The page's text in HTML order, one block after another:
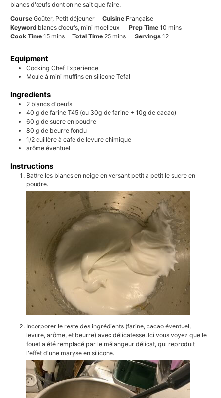
blancs d'œufs dont on ne sait que faire.
CourseGoûter, Petit déjeuner Cuisine Française
Keyword blancs d’oeufs, mini moelleux Prep Time 10minutes
mins
Cook Time15minutes
mins Total Time 25minutes
mins Servings 12
Equipment
Cooking Chef Experience
Moule à mini muffins en silicone Tefal
Ingredients
2 blancs d'oeufs
40 g de farine T45 (ou 30g de farine + 10g de cacao)
60 g de sucre en poudre
80 g de beurre fondu
1/2 cuillère à caféde levure chimique
arôme éventuel
Instructions
Battre les blancs en neige en versant petit à petit le sucre en
poudre.
Incorporer le reste des ingrédients (farine, cacao éventuel,
levure, arôme, et beurre) avec délicatesse. Ici vous voyez que le
fouet a été remplacé par le mélangeur délicat, qui reproduit
l'effet d'une maryse en silicone.